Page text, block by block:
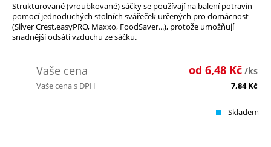
Strukturované (vroubkované) sáčky se používají na balení potravin
pomocí jednoduchých stolních svářeček určených pro domácnost
(Silver Crest,easyPRO, Maxxo, FoodSaver...), protože umožňují
snadnější odsátí vzduchu ze sáčku.
Vaše cena od 6,48 Kč /ks
Vaše cena s DPH 7,84Kč
Skladem